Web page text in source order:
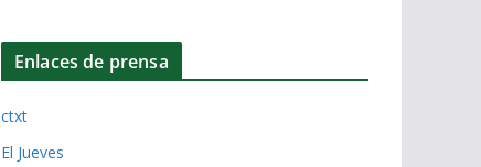
Enlaces de prensa
ctxt
El Jueves